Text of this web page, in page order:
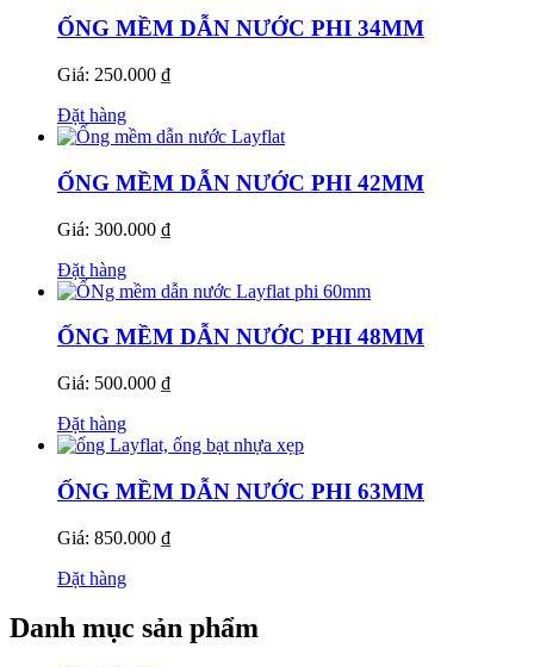
ỐNG MỀM DẪN NƯỚC PHI 34MM
Giá: 250.000 ₫
Đặt hàng
ỐNG MỀM DẪN NƯỚC PHI 42MM
Giá: 300.000 ₫
Đặt hàng
ỐNG MỀM DẪN NƯỚC PHI 48MM
Giá: 500.000 ₫
Đặt hàng
ỐNG MỀM DẪN NƯỚC PHI 63MM
Giá: 850.000 ₫
Đặt hàng
Danh mục sản phẩm